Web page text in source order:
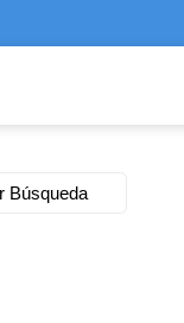
Búsqueda